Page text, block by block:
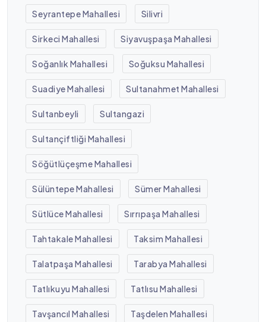
Seyrantepe Mahallesi Silivri
Sirkeci Mahallesi Siyavuşpaşa Mahallesi
Soğanlık Mahallesi Soğuksu Mahallesi
Suadiye Mahallesi Sultanahmet Mahallesi
Sultanbeyli Sultangazi
Sultançiftliği Mahallesi
Söğütlüçeşme Mahallesi
Sülüntepe Mahallesi Sümer Mahallesi
Sütlüce Mahallesi Sırrıpaşa Mahallesi
Tahtakale Mahallesi Taksim Mahallesi
Talatpaşa Mahallesi Tarabya Mahallesi
Tatlıkuyu Mahallesi Tatlısu Mahallesi
Tavşancıl Mahallesi Taşdelen Mahallesi